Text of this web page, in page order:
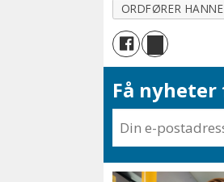
ORDFØRER
Få